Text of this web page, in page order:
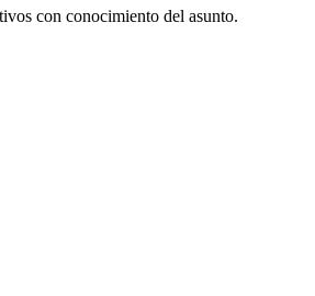
con conocimiento del asunto.